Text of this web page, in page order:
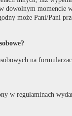
dowolnym momencie
może Pani/Pani
na
w regulaminach